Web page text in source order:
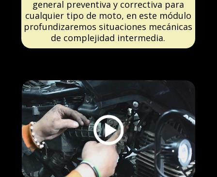
general preventiva y correctiva para
cualquier tipo de moto, en este módulo
profundizaremos situaciones mecánicas
de complejidad intermedia.